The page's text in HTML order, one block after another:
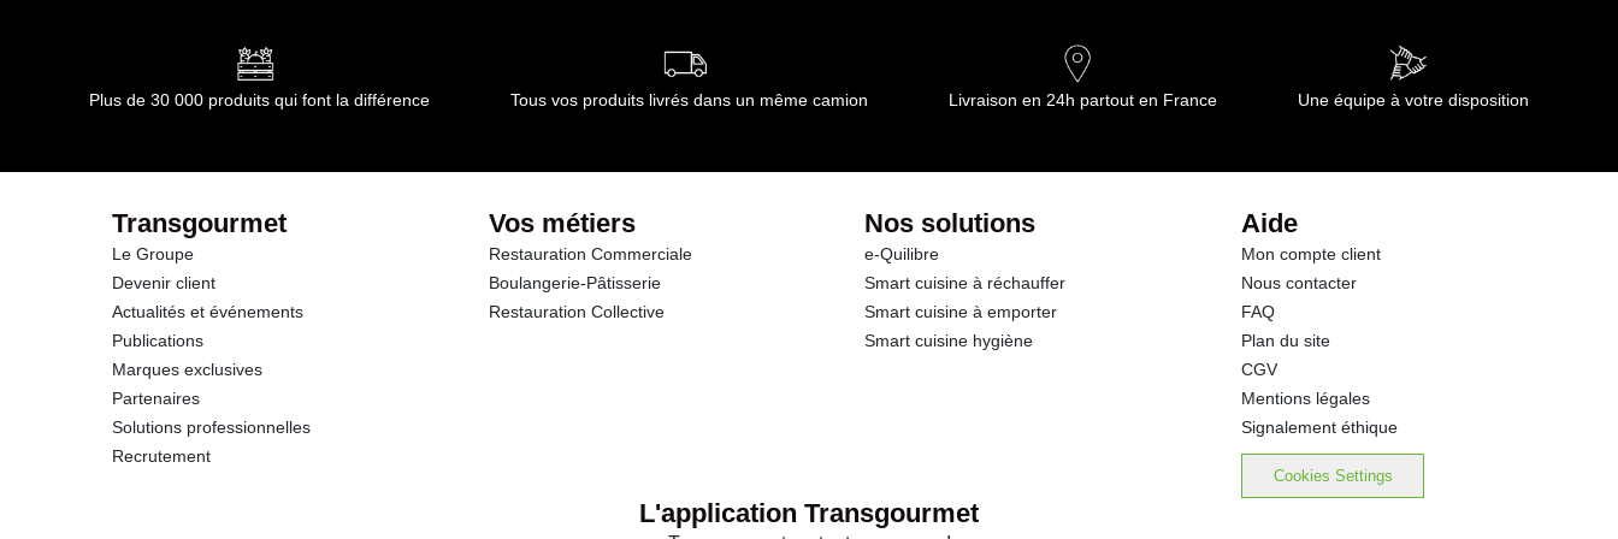
Protéines
Sel
Plus de 30 000 produits qui font la différence Tous vos produits livrés dans un même camion Livraison en 24h partout en France Une équipe à votre disposition
Transgourmet
Le Groupe
Devenir client
Actualités et événements
Publications
Marques exclusives
Partenaires
Solutions professionnelles
Recrutement
Vos métiers
Restauration Commerciale
Boulangerie-Pâtisserie
Restauration Collective
Nos solutions
e-Quilibre
Smart cuisine à réchauffer
Smart cuisine à emporter
Smart cuisine hygiène
Aide
Mon compte client
Nous contacter
FAQ
Plan du site
CGV
Mentions légales
Signalement éthique
Cookies Settings
L'application Transgourmet